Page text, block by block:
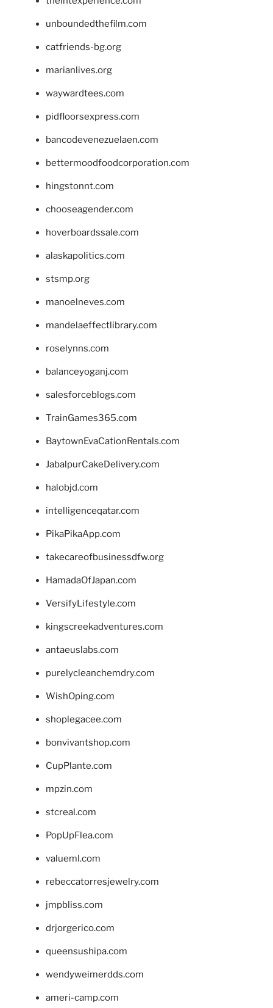
unboundedthefilm.com
catfriends-bg.org
marianlives.org
waywardtees.com
pidfloorsexpress.com
bancodevenezuelaen.com
bettermoodfoodcorporation.com
hingstonnt.com
chooseagender.com
hoverboardssale.com
alaskapolitics.com
stsmp.org
manoelneves.com
mandelaeffectlibrary.com
roselynns.com
balanceyoganj.com
salesforceblogs.com
TrainGames365.com
BaytownEvaCationRentals.com
JabalpurCakeDelivery.com
halobjd.com
intelligenceqatar.com
PikaPikaApp.com
takecareofbusinessdfw.org
HamadaOfJapan.com
VersifyLifestyle.com
kingscreekadventures.com
antaeuslabs.com
purelycleanchemdry.com
WishOping.com
shoplegacee.com
bonvivantshop.com
CupPlante.com
mpzin.com
stcreal.com
PopUpFlea.com
valueml.com
rebeccatorresjewelry.com
jmpbliss.com
drjorgerico.com
queensushipa.com
wendyweimerdds.com
ameri-camp.com